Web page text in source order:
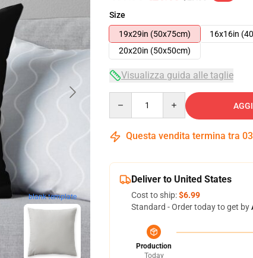
blank template
Size
19x29in (50x75cm)
16x16in
20x20in (50x50cm)
Visualizza guida alle taglie
Questa vendita termina tra 03
Deliver to United States
Cost to ship:$6.99
Standard - Order today to get by
Production
Today